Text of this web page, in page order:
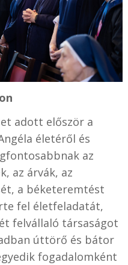
adott először a
életéről és
az
az árvák, az
a béketeremtést
fel életfeladatát,
felvállaló társaságot
úttörő és bátor
fogadalomként